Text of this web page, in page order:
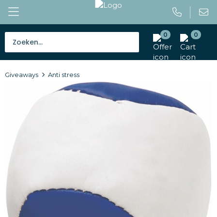
0 0
Tassen
Outdoor en vrije tijd
Gereedschap en veiligheid
Giveaways Anti stress